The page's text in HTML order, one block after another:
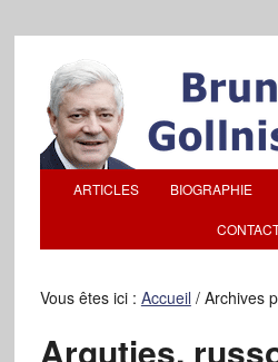
ARTICLES BIOGRAPHIE
Vous êtes ici : Accueil /Archives
Arguties,